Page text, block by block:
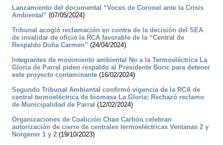
Lanzamiento del documental “Voces de Coronel ante la Crisis
Ambiental” (07/05/2024)
Tribunal acogió reclamación en contra de la decisión del SEA
de invalidar de oficio la RCA favorable de la “Central de
Respaldo Doña Carmen” (24/04/2024)
Integrantes de movimiento ambiental No a la Termoeléctrica La
Gloria de Parral piden respaldo al Presidente Boric para detener
este proyecto contaminante (16/02/2024)
Segundo Tribunal Ambiental confirmó vigencia de la RCA de
central termoeléctrica de biomasa La Gloria: Rechazó reclamo
de Municipalidad de Parral (12/02/2024)
Organizaciones de Coalición Chao Carbón celebran
autorización de cierre de centrales termoeléctricas Ventanas 2 y
Norgener 1 y 2 (19/10/2023)